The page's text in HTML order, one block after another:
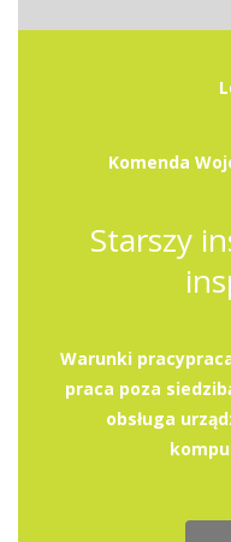
Komenda
Starszy
Warunki
praca poza
obsługa